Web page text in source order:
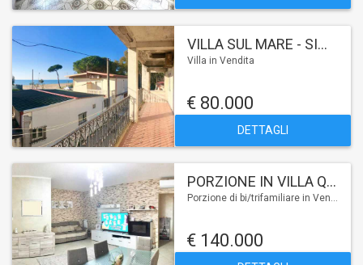
VILLA SUL MARE - SIMERI
Villa in Vendita
€ 80.000
DETTAGLI
PORZIONE IN VILLA QUADRIFAMILIARE - MARTELLETTO
Porzione di bi/trifamiliare in Vendita
€ 140.000